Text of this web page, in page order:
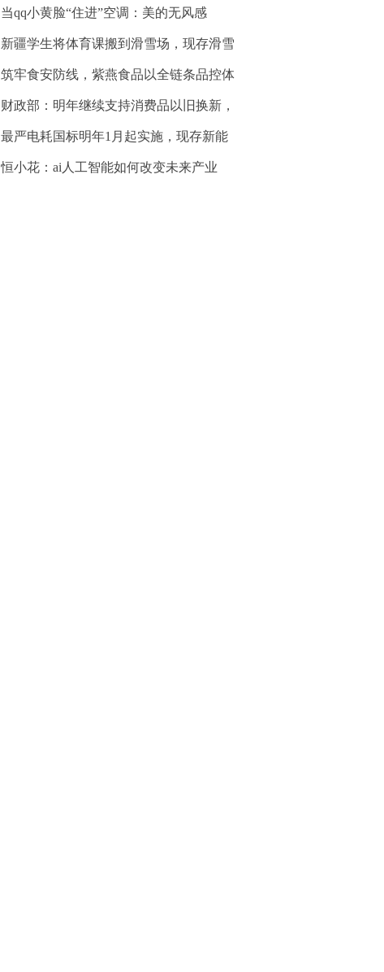
当qq小黄脸“住进”空调：美的无风感
新疆学生将体育课搬到滑雪场，现存滑雪
筑牢食安防线，紫燕食品以全链条品控体
财政部：明年继续支持消费品以旧换新，
最严电耗国标明年1月起实施，现存新能
恒小花：ai人工智能如何改变未来产业